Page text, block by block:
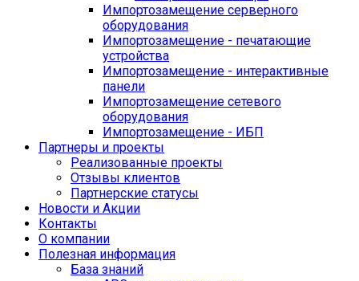
Импортозамещение серверного
оборудования
Импортозамещение - печатающие
устройства
Импортозамещение - интерактивные
панели
Импортозамещение сетевого
оборудования
Импортозамещение - ИБП
Партнеры и проекты
Реализованные проекты
Отзывы клиентов
Партнерские статусы
Новости и Акции
Контакты
O компании
Полезная информация
База знаний